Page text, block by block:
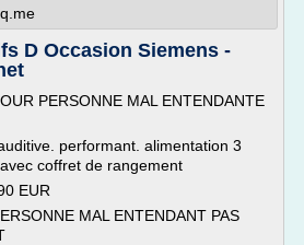
D Occasion Siemens -
PERSONNE MAL ENTENDANTE
performant. alimentation 3
coffret de rangement
EUR
MAL ENTENDANT PAS